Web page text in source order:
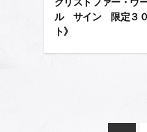
クリストファー・ウ
ル サイン 限定３
ト》